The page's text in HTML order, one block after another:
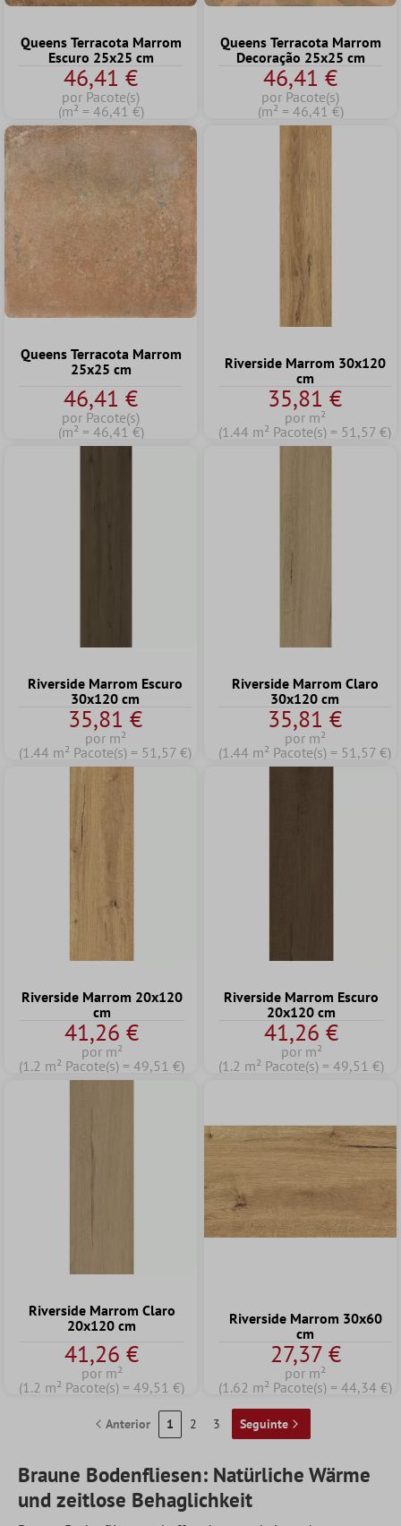
Queens Terracota Marrom
Escuro 25x25 cm
46,41 €
por Pacote(s)
(m² = 46,41 €)
Queens Terracota Marrom
Decoração 25x25 cm
46,41 €
por Pacote(s)
(m² = 46,41 €)
Queens Terracota Marrom
25x25 cm
46,41 €
por Pacote(s)
(m² = 46,41 €)
Riverside Marrom 30x120
cm
35,81 €
por m²
(1.44 m² Pacote(s) = 51,57 €)
Riverside Marrom Escuro
30x120 cm
35,81 €
por m²
(1.44 m² Pacote(s) = 51,57 €)
Riverside Marrom Claro
30x120 cm
35,81 €
por m²
(1.44 m² Pacote(s) = 51,57 €)
Riverside Marrom 20x120
cm
41,26 €
por m²
(1.2 m² Pacote(s) = 49,51 €)
Riverside Marrom Escuro
20x120 cm
41,26 €
por m²
(1.2 m² Pacote(s) = 49,51 €)
Riverside Marrom Claro
20x120 cm
41,26 €
por m²
(1.2 m² Pacote(s) = 49,51 €)
Riverside Marrom 30x60
cm
27,37 €
por m²
(1.62 m² Pacote(s) = 44,34 €)
Anterior 1 2 3 Seguinte
Braune Bodenfliesen: Natürliche Wärme
und zeitlose Behaglichkeit